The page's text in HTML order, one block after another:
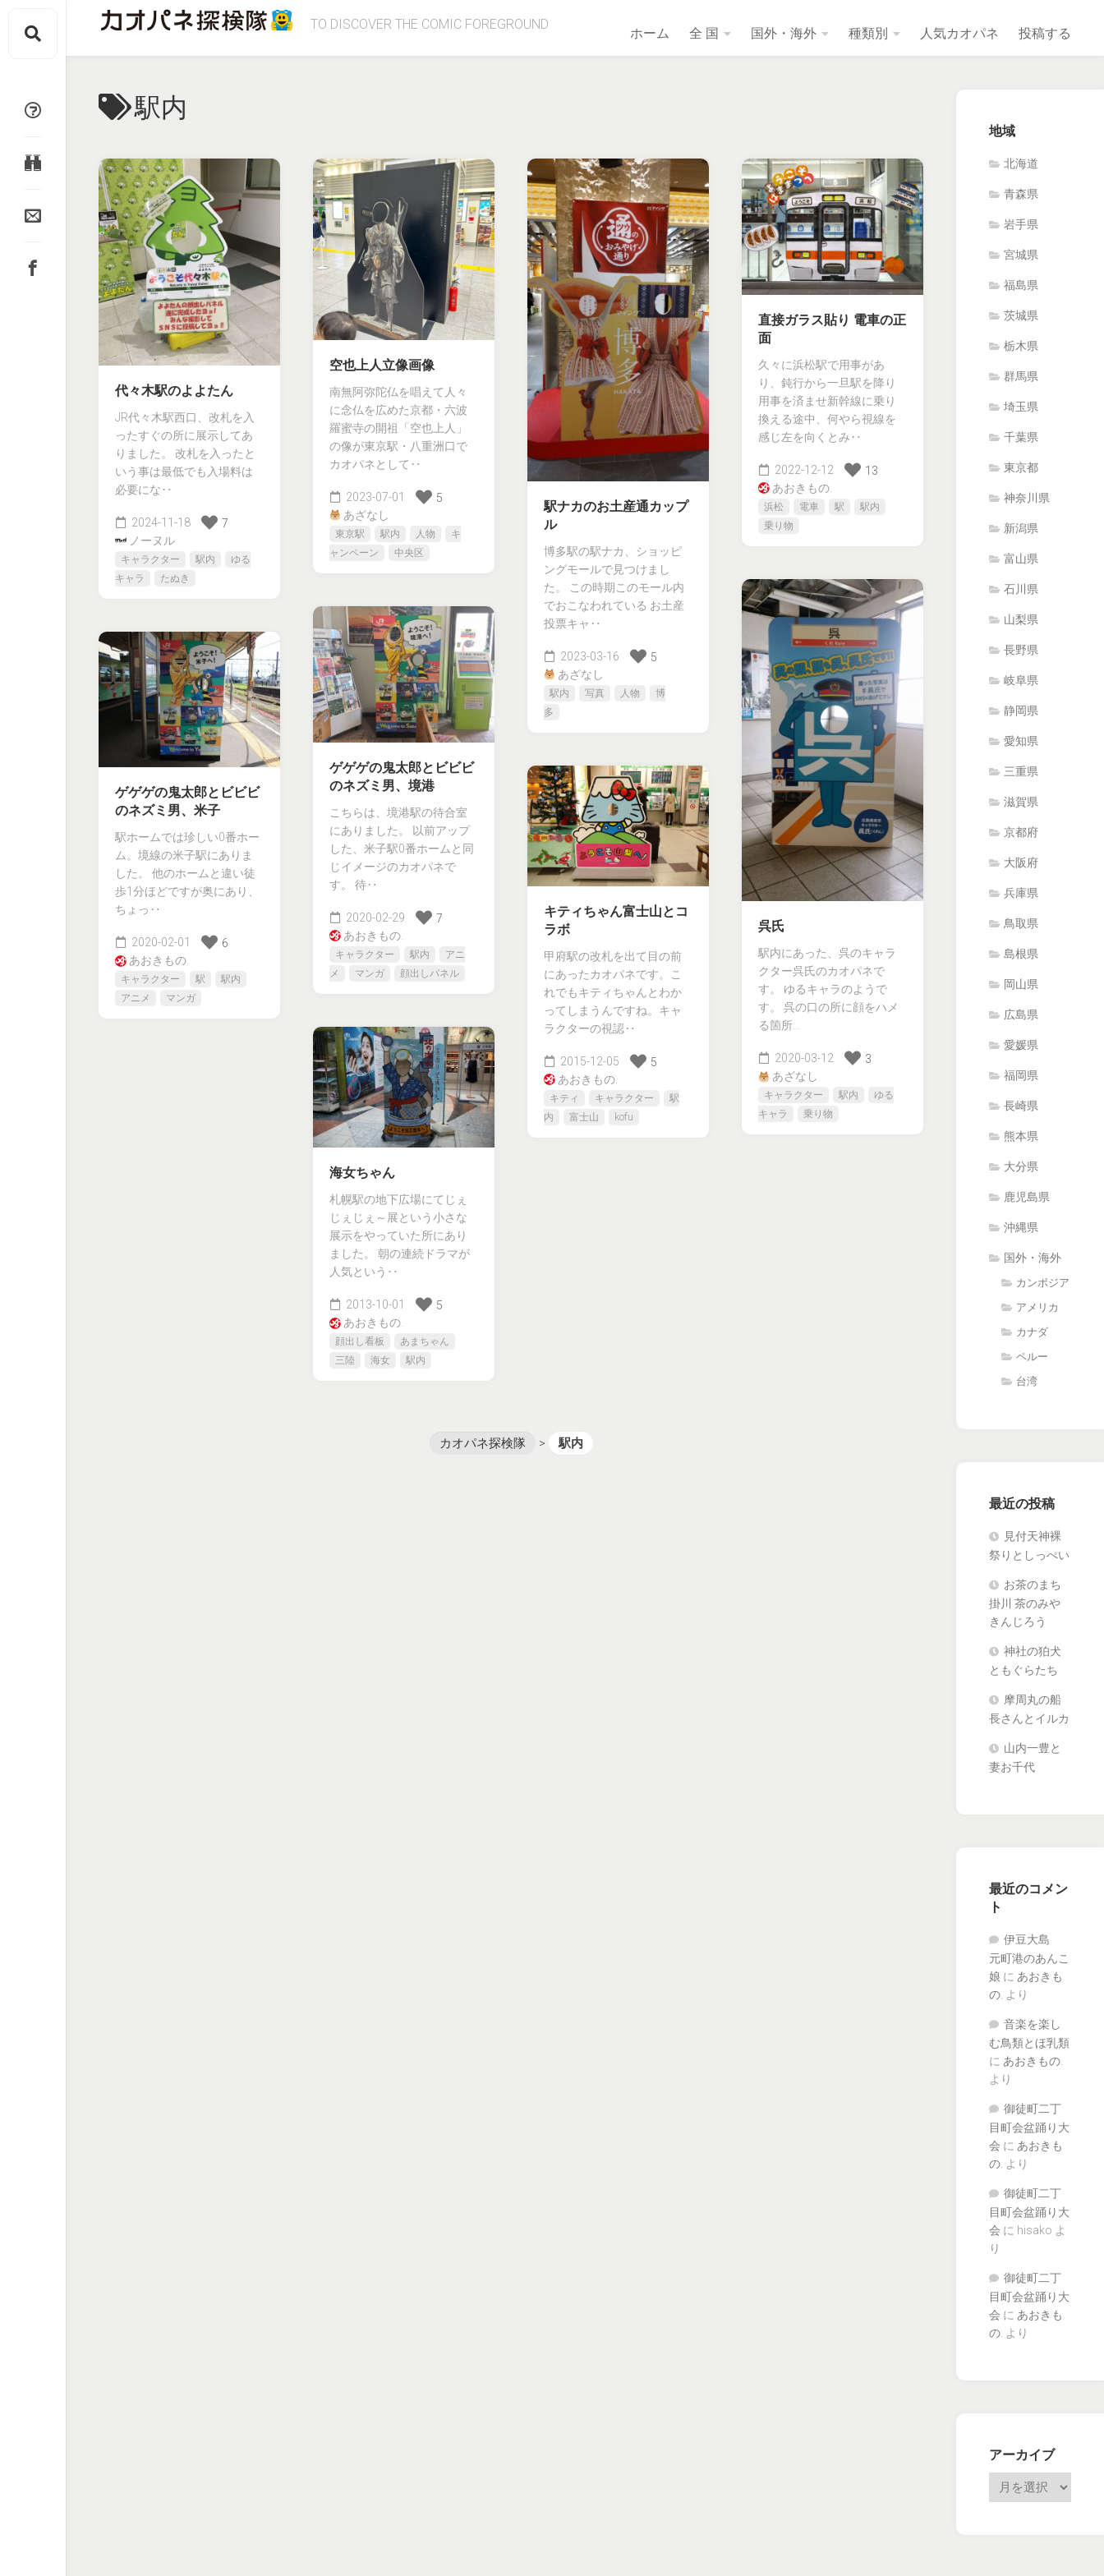
content
TO DISCOVER THE COMIC FOREGROUND
ホーム 全 国 国外・海外 種類別 人気カオパネ 投稿する
駅内
代々木駅のよよたん
JR代々木駅西口、改札を入
ったすぐの所に展示してあ
りました。 改札を入ったと
いう事は最低でも入場料は
必要にな‥
2024-11-18
7
ノーヌル
キャラクター 駅内
ゆる
キャラ
たぬき
空也上人立像画像
南無阿弥陀仏を唱えて人々
に念仏を広めた京都・六波
羅蜜寺の開祖「空也上人」
の像が東京駅・八重洲口で
カオパネとして‥
2023-07-01
5
あざなし
東京駅 駅内 人物
キ
ャンペーン
中央区
駅ナカのお土産通カップ
ル
博多駅の駅ナカ、ショッピ
ングモールで見つけまし
た。 この時期このモール内
でおこなわれている お土産
投票キャ‥
2023-03-16
5
あざなし
駅内 写真 人物
博
多
直接ガラス貼り 電車の正
面
久々に浜松駅で用事があ
り、鈍行から一旦駅を降り
用事を済ませ新幹線に乗り
換える途中、何やら視線を
感じ左を向くとみ‥
2022-12-12
13
あおきもの.
浜松 電車 駅
駅内
乗り物
呉氏
駅内にあった、呉のキャラ
クター呉氏のカオパネで
す。 ゆるキャラのようで
す。 呉の口の所に顔をハメ
る箇所…
2020-03-12
3
あざなし
キャラクター 駅内
ゆる
キャラ
乗り物
ゲゲゲの鬼太郎とビビビ
のネズミ男、境港
こちらは、境港駅の待合室
にありました。 以前アップ
した、米子駅0番ホームと同
じイメージのカオパネで
す。 待‥
2020-02-29
7
あおきもの.
キャラクター 駅内
アニ
メ
マンガ 顔出しパネル
ゲゲゲの鬼太郎とビビビ
のネズミ男、米子
駅ホームでは珍しい0番ホー
ム。境線の米子駅にありま
した。 他のホームと違い徒
歩1分ほどですが奥にあり、
ちょっ‥
2020-02-01
6
あおきもの.
キャラクター 駅
駅内
アニメ
マンガ
キティちゃん富士山とコ
ラボ
甲府駅の改札を出て目の前
にあったカオパネです。こ
れでもキティちゃんとわか
ってしまうんですね。キャ
ラクターの視認‥
2015-12-05
5
あおきもの.
キティ キャラクター
駅
内
富士山 kofu
海女ちゃん
札幌駅の地下広場にてじぇ
じぇじぇ～展という小さな
展示をやっていた所にあり
ました。 朝の連続ドラマが
人気という‥
2013-10-01
5
あおきもの.
顔出し看板
あまちゃん
三陸
海女 駅内
カオパネ探検隊 > 駅内
地域
北海道
青森県
岩手県
宮城県
福島県
茨城県
栃木県
群馬県
埼玉県
千葉県
東京都
神奈川県
新潟県
富山県
石川県
山梨県
長野県
岐阜県
静岡県
愛知県
三重県
滋賀県
京都府
大阪府
兵庫県
鳥取県
島根県
岡山県
広島県
愛媛県
福岡県
長崎県
熊本県
大分県
鹿児島県
沖縄県
国外・海外
カンボジア
アメリカ
カナダ
ペルー
台湾
最近の投稿
見付天神裸
祭りとしっぺい
お茶のまち
掛川 茶のみや
きんじろう
神社の狛犬
ともぐらたち
摩周丸の船
長さんとイルカ
山内一豊と
妻お千代
最近のコメン
ト
伊豆大島
元町港のあんこ
娘 に あおきも
の. より
音楽を楽し
む鳥類とほ乳類
に あおきもの.
より
御徒町二丁
目町会盆踊り大
会 に あおきも
の. より
御徒町二丁
目町会盆踊り大
会 に hisako よ
り
御徒町二丁
目町会盆踊り大
会 に あおきも
の. より
アーカイブ